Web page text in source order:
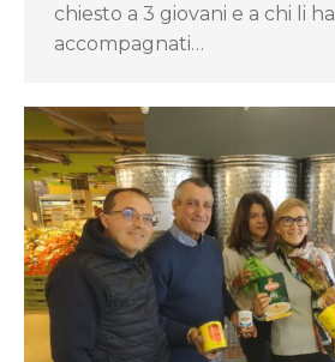
chiesto a 3 giovani e a chi li ha
accompagnati…